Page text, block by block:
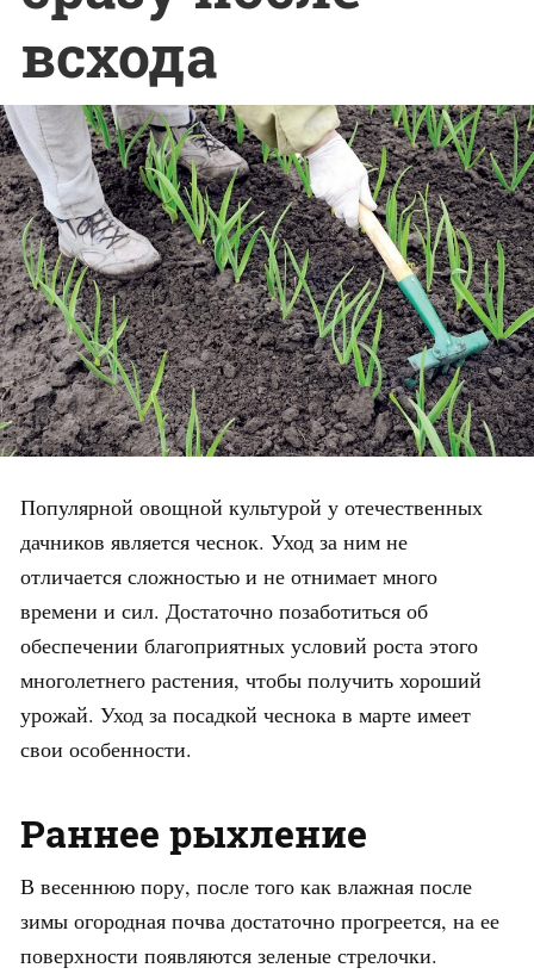
всхода
Популярной овощной культурой у отечественных
дачников является чеснок. Уход за ним не
отличается сложностью и не отнимает много
времени и сил. Достаточно позаботиться об
обеспечении благоприятных условий роста этого
многолетнего растения, чтобы получить хороший
урожай. Уход за посадкой чеснока в марте имеет
свои особенности.
Раннее рыхление
В весеннюю пору, после того как влажная после
зимы огородная почва достаточно прогреется, на ее
поверхности появляются зеленые стрелочки.